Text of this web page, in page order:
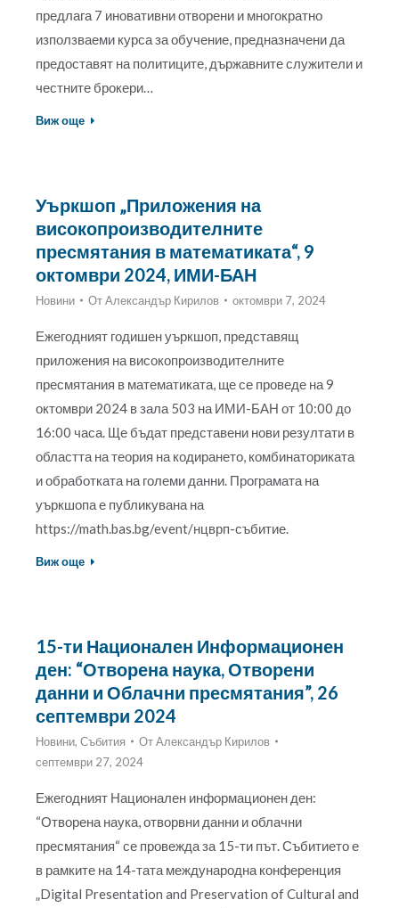
предлага 7 иновативни отворени и многократно
използваеми курса за обучение, предназначени да
предоставят на политиците, държавните служители и
честните брокери…
Виж още
Уъркшоп „Приложения на
високопроизводителните
пресмятания в математиката“, 9
октомври 2024, ИМИ-БАН
Новини ОтАлександър Кирилов октомври 7, 2024
Ежегодният годишен уъркшоп, представящ
приложения на високопроизводителните
пресмятания в математиката, ще се проведе на 9
октомври 2024 в зала 503 на ИМИ-БАН от 10:00 до
16:00 часа. Ще бъдат представени нови резултати в
областта на теория на кодирането, комбинаториката
и обработката на големи данни. Програмата на
уъркшопа е публикувана на
https://math.bas.bg/event/нцврп-събитие.
Виж още
15-ти Национален Информационен
ден: “Отворена наука, Отворени
данни и Облачни пресмятания”, 26
септември 2024
Новини, Събития ОтАлександър Кирилов
септември 27, 2024
Ежегодният Национален информационен ден:
“Отворена наука, отворвни данни и облачни
пресмятания“ се провежда за 15-ти път. Събитието е
в рамките на 14-тата международна конференция
„Digital Presentation and Preservation of Cultural and